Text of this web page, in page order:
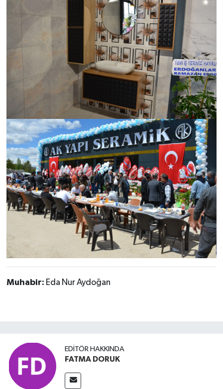
Muhabir: Eda Nur Aydoğan
EDITÖR HAKKINDA
FATMA DORUK